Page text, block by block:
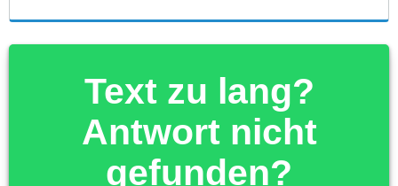
Text zu lang?
Antwort nicht
gefunden?